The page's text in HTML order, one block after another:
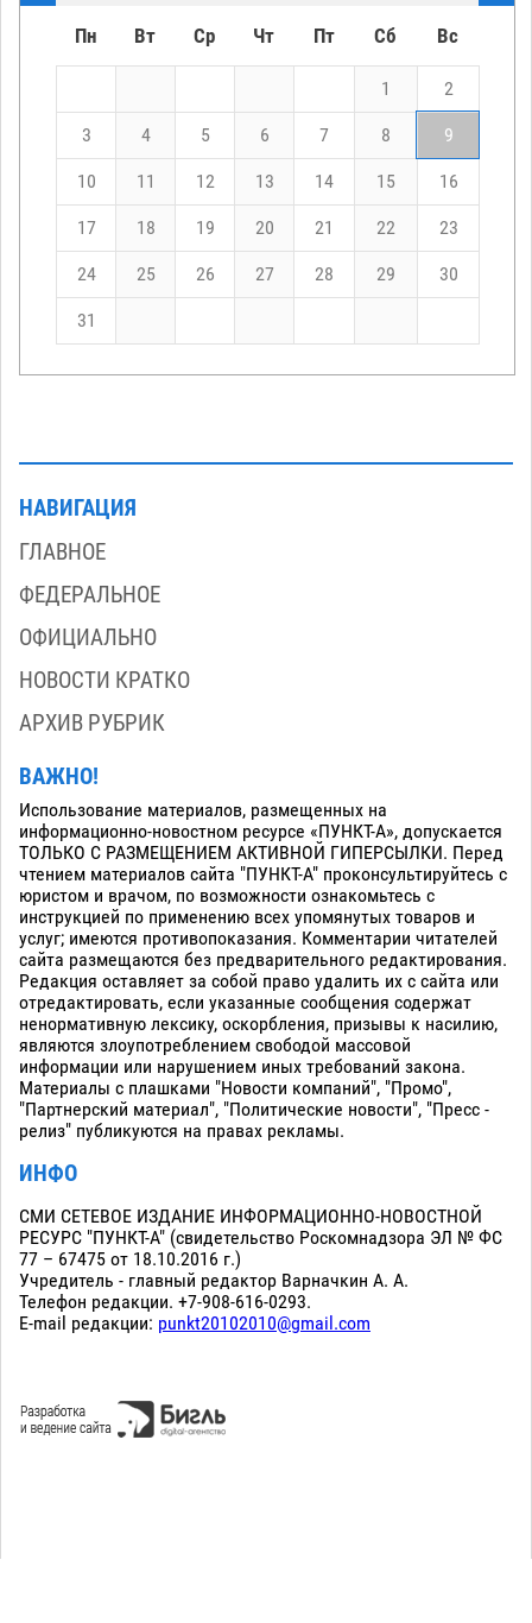
Пн Вт Ср Чт Пт Сб Вс
1 2
3 4 5 6 7 8 9
10 11 12 13 14 15 16
17 18 19 20 21 22 23
24 25 26 27 28 29 30
31
НАВИГАЦИЯ
ГЛАВНОЕ
ФЕДЕРАЛЬНОЕ
ОФИЦИАЛЬНО
НОВОСТИ КРАТКО
АРХИВ РУБРИК
ВАЖНО!
Использование материалов, размещенных на
информационно-новостном ресурсе «ПУНКТ-А», допускается
ТОЛЬКО С РАЗМЕЩЕНИЕМ АКТИВНОЙ ГИПЕРСЫЛКИ. Перед
чтением материалов сайта "ПУНКТ-А" проконсультируйтесь с
юристом и врачом, по возможности ознакомьтесь с
инструкцией по применению всех упомянутых товаров и
услуг; имеются противопоказания. Комментарии читателей
сайта размещаются без предварительного редактирования.
Редакция оставляет за собой право удалить их с сайта или
отредактировать, если указанные сообщения содержат
ненормативную лексику, оскорбления, призывы к насилию,
являются злоупотреблением свободой массовой
информации или нарушением иных требований закона.
Материалы с плашками "Новости компаний", "Промо",
"Партнерский материал", "Политические новости", "Пресс -
релиз" публикуются на правах рекламы.
ИНФО
СМИ СЕТЕВОЕ ИЗДАНИЕ ИНФОРМАЦИОННО-НОВОСТНОЙ
РЕСУРС "ПУНКТ-А" (свидетельство Роскомнадзора ЭЛ № ФС
77 – 67475 от 18.10.2016 г.)
Учредитель - главный редактор Варначкин А. А.
Телефон редакции. +7-908-616-0293.
E-mail редакции: punkt20102010@gmail.com